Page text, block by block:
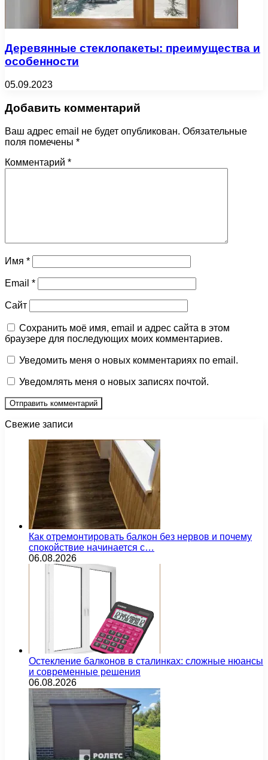
Деревянные стеклопакеты: преимущества и
особенности
05.09.2023
Добавить комментарий
Ваш адрес email не будет опубликован. Обязательные
поля помечены *
Комментарий *
Имя *
Email *
Сайт
Сохранить моё имя, email и адрес сайта в этом
браузере для последующих моих комментариев.
Уведомить меня о новых комментариях по email.
Уведомлять меня о новых записях почтой.
Свежие записи
Как отремонтировать балкон без нервов и почему
спокойствие начинается с…
06.08.2026
Остекление балконов в сталинках: сложные нюансы
и современные решения
06.08.2026